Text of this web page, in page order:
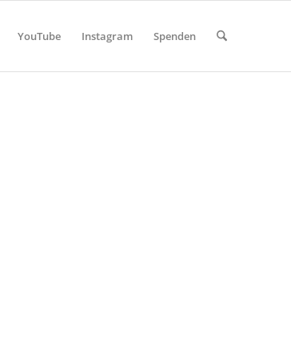
YouTube Instagram Spenden